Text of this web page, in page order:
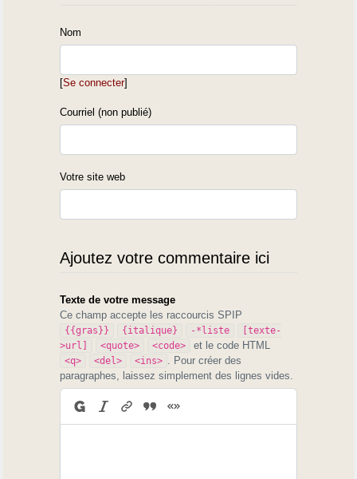
Nom
[Se connecter]
Courriel (non publié)
Votre site web
Ajoutez votre commentaire ici
Texte de votre message
Ce champ accepte les raccourcis SPIP
{{gras}} {italique} -*liste
[texte-
>url]
<quote> <code> et le code HTML
<q> <del> <ins>
. Pour créer des
paragraphes, laissez simplement des lignes vides.